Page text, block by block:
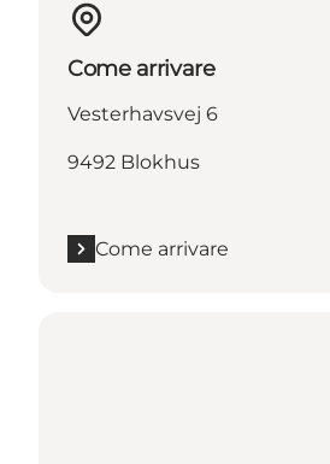
Come arrivare
Vesterhavsvej 6
9492 Blokhus
Come arrivare